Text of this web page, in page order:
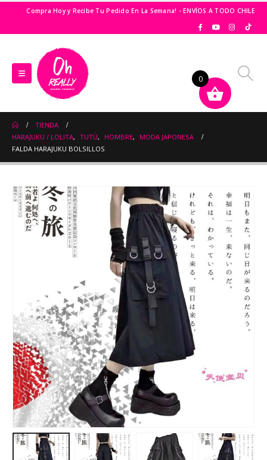
Compra Hoy y Recibe Tu Pedido En La Semana! - ENVÍOS A TODO CHILE
TIENDA
HARAJUKU / LOLITA, TUTÚ, HOMBRE,
MODA JAPONESA
FALDA HARAJUKU BOLSILLOS
0